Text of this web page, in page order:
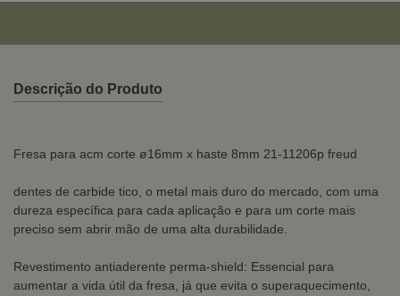
Descrição do Produto
Fresa para acm corte ø16mm x haste 8mm 21-11206p freud
dentes de carbide tico, o metal mais duro do mercado, com uma
dureza específica para cada aplicação e para um corte mais
preciso sem abrir mão de uma alta durabilidade.
Revestimento antiaderente perma-shield: Essencial para
aumentar a vida útil da fresa, já que evita o superaquecimento,